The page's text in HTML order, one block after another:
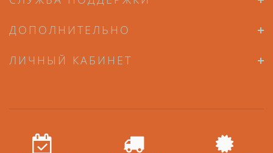
ДОПОЛНИТЕЛЬНО
ЛИЧНЫЙ КАБИНЕТ